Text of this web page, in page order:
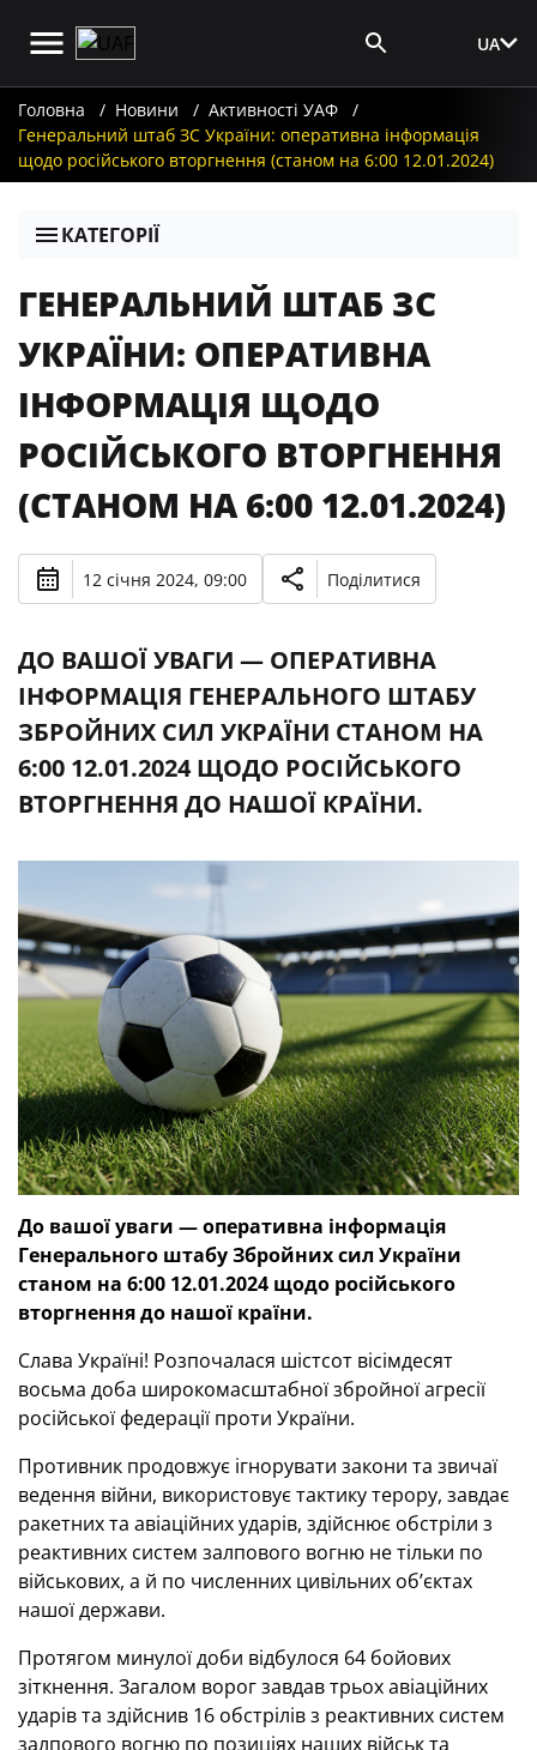
UA
Головна Новини
Активності УАФ
Генеральний штаб ЗС України: оперативна інформація
щодо російського вторгнення (станом на 6:00 12.01.2024)
КАТЕГОРІЇ
ГЕНЕРАЛЬНИЙ ШТАБ ЗС
УКРАЇНИ: ОПЕРАТИВНА
ІНФОРМАЦІЯ ЩОДО
РОСІЙСЬКОГО ВТОРГНЕННЯ
(СТАНОМ НА 6:00 12.01.2024)
12 січня 2024, 09:00 Поділитися
ДО ВАШОЇ УВАГИ — ОПЕРАТИВНА
ІНФОРМАЦІЯ ГЕНЕРАЛЬНОГО ШТАБУ
ЗБРОЙНИХ СИЛ УКРАЇНИ СТАНОМ НА
6:00 12.01.2024 ЩОДО РОСІЙСЬКОГО
ВТОРГНЕННЯ ДО НАШОЇ КРАЇНИ.
До вашої уваги — оперативна інформація
Генерального штабу Збройних сил України
станом на 6:00 12.01.2024 щодо російського
вторгнення до нашої країни.
Слава Україні! Розпочалася шістсот вісімдесят
восьма доба широкомасштабної збройної агресії
російської федерації проти України.
Противник продовжує ігнорувати закони та звичаї
ведення війни, використовує тактику терору, завдає
ракетних та авіаційних ударів, здійснює обстріли з
реактивних систем залпового вогню не тільки по
військових, а й по численних цивільних об’єктах
нашої держави.
Протягом минулої доби відбулося 64 бойових
зіткнення. Загалом ворог завдав трьох авіаційних
ударів та здійснив 16 обстрілів з реактивних систем
залпового вогню по позиціях наших військ та